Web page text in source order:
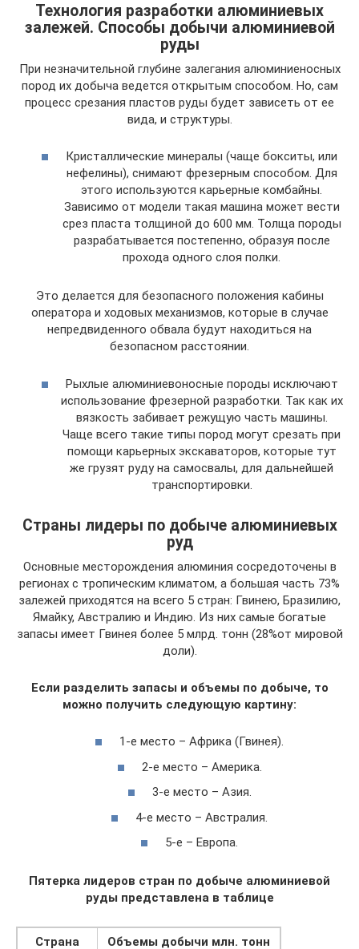
Технология разработки алюминиевых
залежей. Способы добычи алюминиевой
руды
При незначительной глубине залегания алюминиеносных
пород их добыча ведется открытым способом. Но, сам
процесс срезания пластов руды будет зависеть от ее
вида, и структуры.
Кристаллические минералы (чаще бокситы, или
нефелины), снимают фрезерным способом. Для
этого используются карьерные комбайны.
Зависимо от модели такая машина может вести
срез пласта толщиной до 600 мм. Толща породы
разрабатывается постепенно, образуя после
прохода одного слоя полки.
Это делается для безопасного положения кабины
оператора и ходовых механизмов, которые в случае
непредвиденного обвала будут находиться на
безопасном расстоянии.
Рыхлые алюминиевоносные породы исключают
использование фрезерной разработки. Так как их
вязкость забивает режущую часть машины.
Чаще всего такие типы пород могут срезать при
помощи карьерных экскаваторов, которые тут
же грузят руду на самосвалы, для дальнейшей
транспортировки.
Страны лидеры по добыче алюминиевых
руд
Основные месторождения алюминия сосредоточены в
регионах с тропическим климатом, а большая часть 73%
залежей приходятся на всего 5 стран: Гвинею, Бразилию,
Ямайку, Австралию и Индию. Из них самые богатые
запасы имеет Гвинея более 5 млрд. тонн (28%от мировой
доли).
Если разделить запасы и объемы по добыче, то
можно получить следующую картину:
1-е место – Африка (Гвинея).
2-е место – Америка.
3-е место – Азия.
4-е место – Австралия.
5-е – Европа.
Пятерка лидеров стран по добыче алюминиевой
руды представлена в таблице
Страна
Объемы добычи млн. тонн